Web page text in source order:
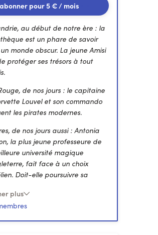
pour5 €/ mois
au début de notre ère : la
est un phare de savoir
monde obscur. La jeune Amisi
protéger ses trésors à tout
de nos jours : le capitaine
Louvel et son commando
les pirates modernes.
de nos jours aussi : Antonia
la plus jeune professeure de
université magique
fait face à un choix
Doit-elle poursuivre sa
Sept Mers ?
plus